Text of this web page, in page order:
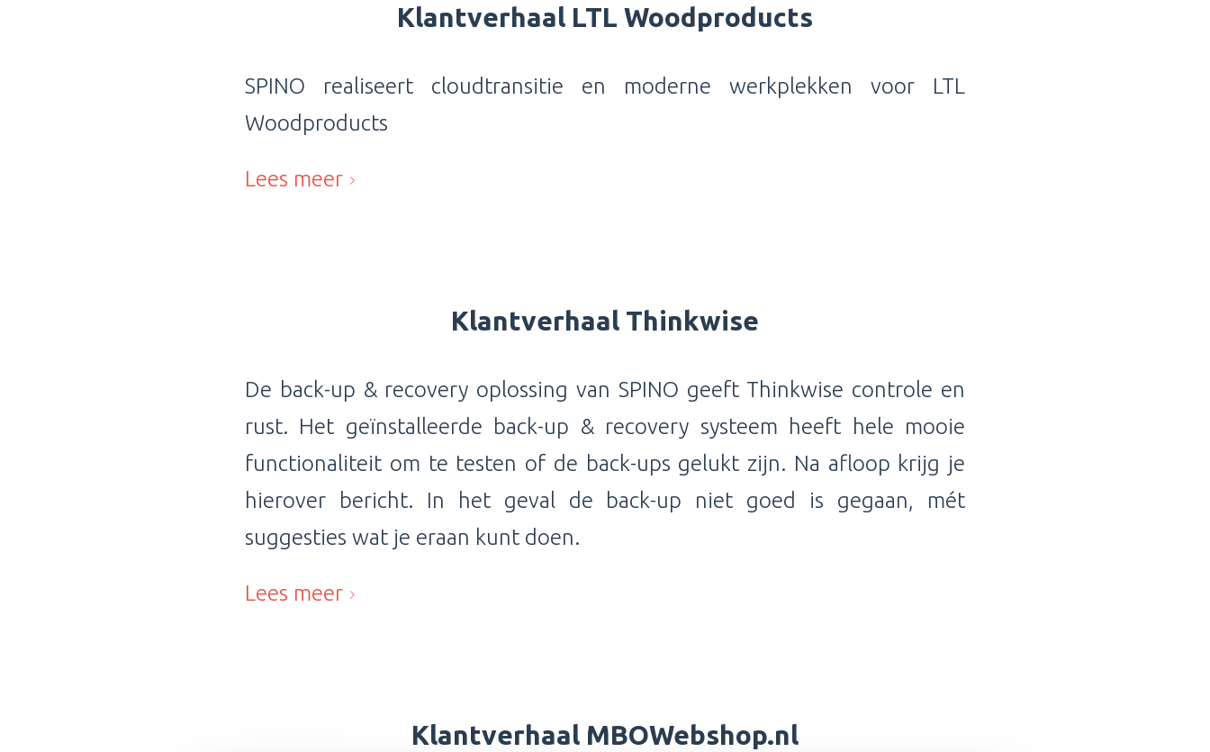
Klantverhaal LTL Woodproducts
SPINO realiseert cloudtransitie en moderne werkplekken voor LTL
Woodproducts
Lees meer
Klantverhaal Thinkwise
De back-up & recovery oplossing van SPINO geeft Thinkwise controle en
rust. Het geïnstalleerde back-up & recovery systeem heeft hele mooie
functionaliteit om te testen of de back-ups gelukt zijn. Na afloop krijg je
hierover bericht. In het geval de back-up niet goed is gegaan, mét
suggesties wat je eraan kunt doen.
Lees meer
Klantverhaal MBOWebshop.nl